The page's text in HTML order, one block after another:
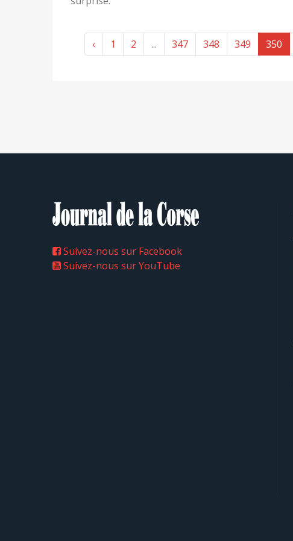
‹ 1 2 ... 347 348 349 350
Suivez-nous sur Facebook
Suivez-nous sur YouTube